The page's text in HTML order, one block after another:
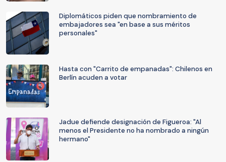
Diplomáticos piden que nombramiento de
embajadores sea "en base a sus méritos
personales"
Hasta con "Carrito de empanadas": Chilenos en
Berlín acuden a votar
Jadue defiende designación de Figueroa: "Al
menos el Presidente no ha nombrado a ningún
hermano"